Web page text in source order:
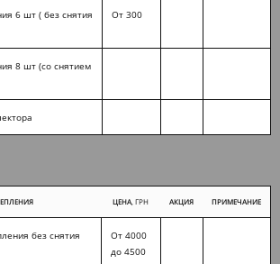
6 шт ( без снятия
От 300
8 шт (со снятием
ЦЕНА, ГРН АКЦИЯ ПРИМЕЧАНИЕ
без снятия
От 4000
до 4500